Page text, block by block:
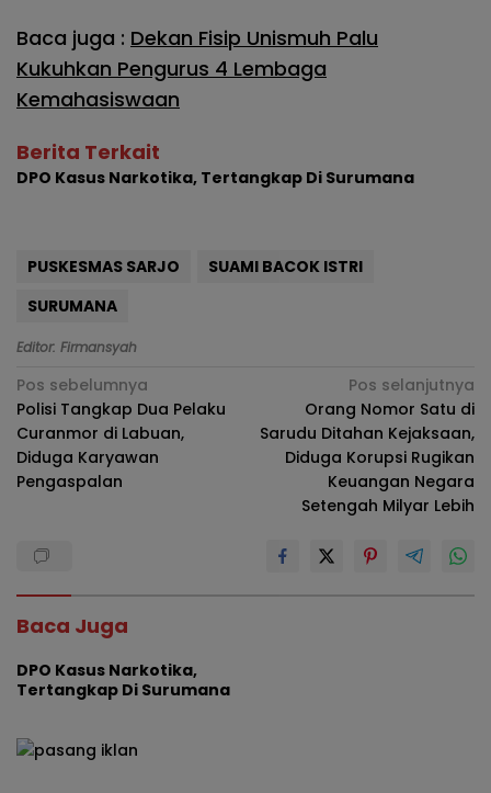
Baca juga : Dekan Fisip Unismuh Palu
Kukuhkan Pengurus 4 Lembaga
Kemahasiswaan
Berita Terkait
DPO Kasus Narkotika, Tertangkap Di Surumana
PUSKESMAS SARJO
SUAMI BACOK ISTRI
SURUMANA
Editor: Firmansyah
Navigasi
pos
Pos sebelumnya
Polisi Tangkap Dua Pelaku
Curanmor di Labuan,
Diduga Karyawan
Pengaspalan
Pos selanjutnya
Orang Nomor Satu di
Sarudu Ditahan Kejaksaan,
Diduga Korupsi Rugikan
Keuangan Negara
Setengah Milyar Lebih
Baca Juga
DPO Kasus Narkotika,
Tertangkap Di Surumana